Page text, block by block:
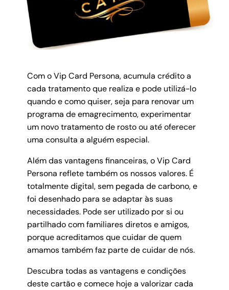
Com o Vip Card Persona, acumula crédito a
cada tratamento que realiza e pode utilizá-lo
quando e como quiser, seja para renovar um
programa de emagrecimento, experimentar
um novo tratamento de rosto ou até oferecer
uma consulta a alguém especial.
Além das vantagens financeiras, o Vip Card
Persona reflete também os nossos valores. É
totalmente digital, sem pegada de carbono, e
foi desenhado para se adaptar às suas
necessidades. Pode ser utilizado por si ou
partilhado com familiares diretos e amigos,
porque acreditamos que cuidar de quem
amamos também faz parte de cuidar de nós.
Descubra todas as vantagens e condições
deste cartão e comece hoje a valorizar cada